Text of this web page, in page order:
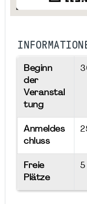
Beginn
der
Veranstal
tung
Anmeldes
chluss
Freie
Plätze
5